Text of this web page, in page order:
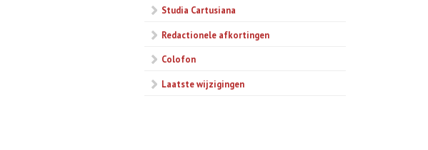
Studia Cartusiana
Redactionele afkortingen
Colofon
Laatste wijzigingen